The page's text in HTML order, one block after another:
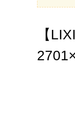
【